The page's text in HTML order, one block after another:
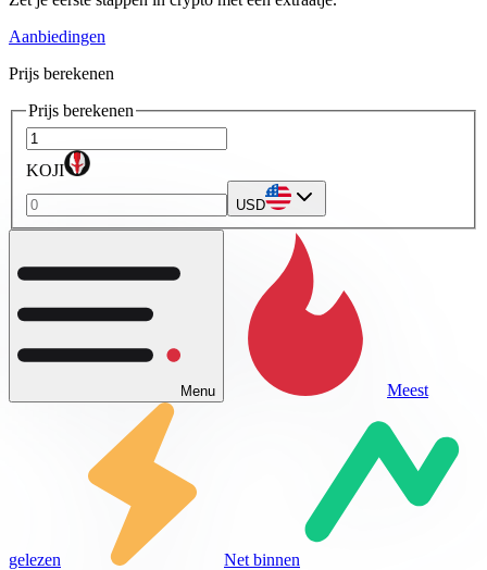
Aanbiedingen
Prijs berekenen
Prijs berekenen
KOJI
USD
Menu Meest
gelezen Net binnen